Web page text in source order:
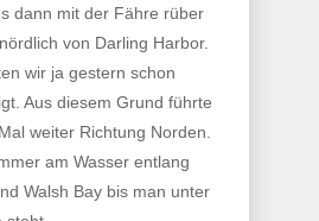
dann mit der Fähre rüber
von Darling Harbor.
wir ja gestern schon
Aus diesem Grund führte
weiter Richtung Norden.
am Wasser entlang
Walsh Bay bis man unter